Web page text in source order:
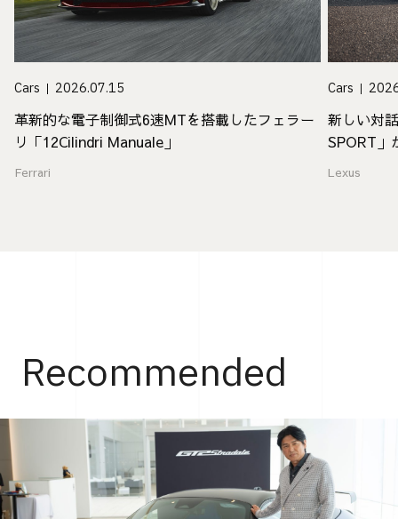
Cars 2026.07.15
革新的な電子制御式6速MTを搭載したフェラー
リ「12Cilindri Manuale」
Ferrari
Cars
新しい対
SPORT」
Lexus
Recommended